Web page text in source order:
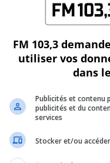
du Québec
sur la route 132 près
le tunnel Louis-
a fait trois blessés.
un homme de
FM 103,3
utiliser vos
dans
Publicités et contenu
publicités et du
services
Stocker et/ou